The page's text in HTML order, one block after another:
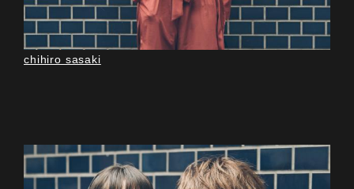
chihiro sasaki